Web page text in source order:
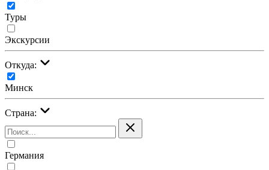
Туры
Экскурсии
Откуда:
Минск
Страна:
Германия